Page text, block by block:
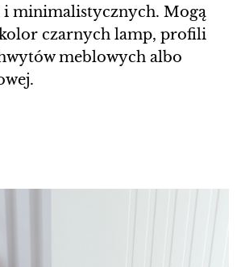
minimalistycznych. Mogą
czarnych lamp, profili
meblowych albo